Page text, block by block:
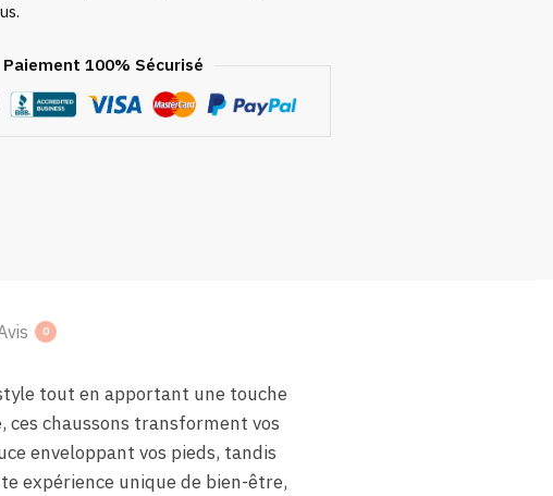
Paiement 100% Sécurisé
0
tout en apportant une touche
chaussons transforment vos
enveloppant vos pieds, tandis
expérience unique de bien-être,